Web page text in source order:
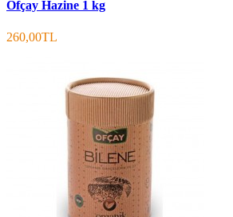
Ofçay Hazine 1 kg
260,00TL